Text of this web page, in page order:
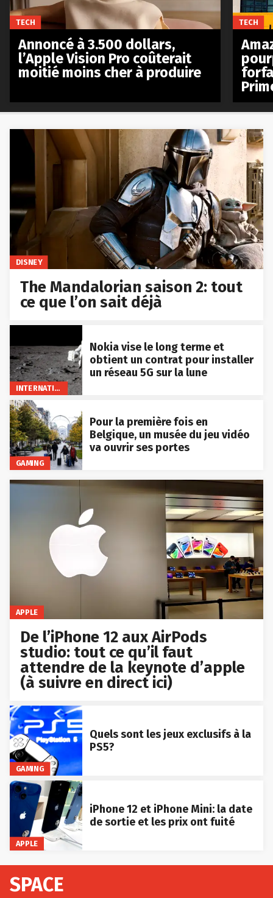
DISNEY
The Mandalorian saison 2: tout
ce que l’on sait déjà
INTERNATIONAL
Nokia vise le long terme et
obtient un contrat pour installer
un réseau 5G sur la lune
GAMING
Pour la première fois en
Belgique, un musée du jeu vidéo
va ouvrir ses portes
APPLE
De l’iPhone 12 aux AirPods
studio: tout ce qu’il faut
attendre de la keynote d’apple
(à suivre en direct ici)
GAMING
Quels sont les jeux exclusifs à la
PS5?
APPLE
iPhone 12 et iPhone Mini: la date
de sortie et les prix ont fuité
TECH
Annoncé à 3.500 dollars,
l’Apple Vision Pro coûterait
moitié moins cher à produire
TECH
SPACE